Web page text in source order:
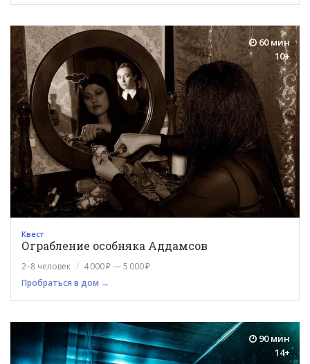
60 мин
10+
Квест
Ограбление особняка Аддамсов
2–8 человек
4 000 ₽ — 5 000 ₽
Пробраться в дом →
90 мин
14+